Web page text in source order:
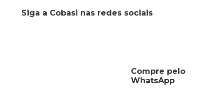
Siga a Cobasi nas redes sociais
Compre pelo
WhatsApp